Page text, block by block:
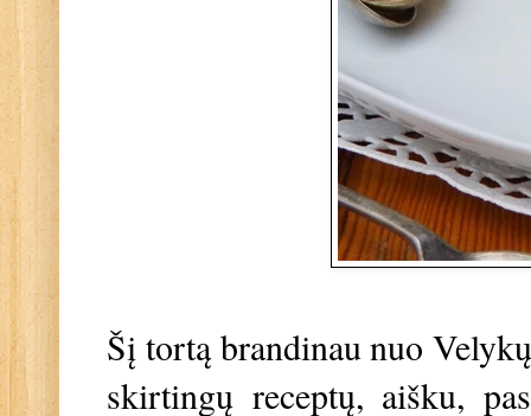
Šį tortą brandinau nuo
skirtingų receptų, aišku,